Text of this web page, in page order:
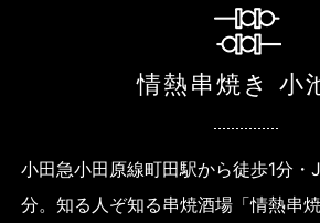
情熱串焼き 小
小田急小田原線町田駅から徒歩1分・
分。 知る人ぞ知る串焼酒場「情熱串